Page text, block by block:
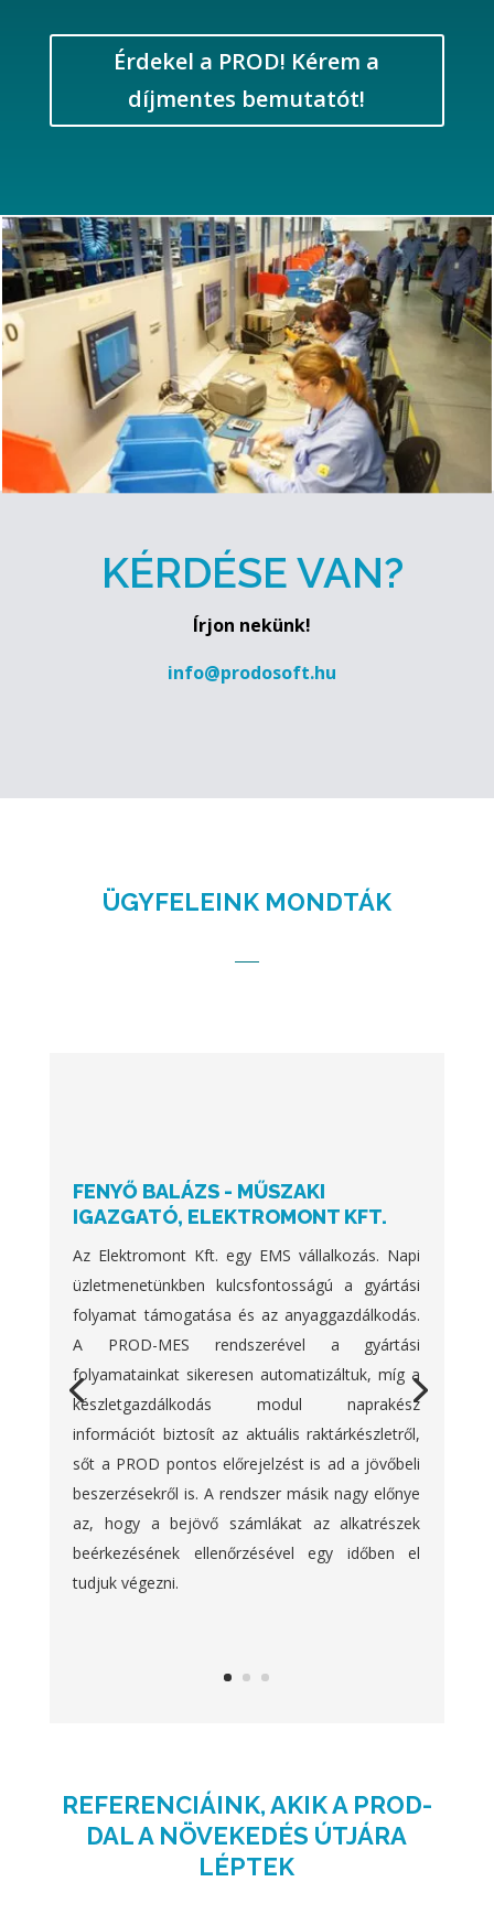
Érdekel a PROD! Kérem a
díjmentes bemutatót!
KÉRDÉSE VAN?
Írjon nekünk!
info@prodosoft.hu
ÜGYFELEINK MONDTÁK
FENYŐ BALÁZS - MŰSZAKI
IGAZGATÓ, ELEKTROMONT KFT.
Az Elektromont Kft. egy EMS vállalkozás. Napi
üzletmenetünkben kulcsfontosságú a gyártási
folyamat támogatása és az anyaggazdálkodás.
A PROD-MES rendszerével a gyártási
folyamatainkat sikeresen automatizáltuk, míg a
készletgazdálkodás modul naprakész
információt biztosít az aktuális raktárkészletről,
sőt a PROD pontos előrejelzést is ad a jövőbeli
beszerzésekről is. A rendszer másik nagy előnye
az, hogy a bejövő számlákat az alkatrészek
beérkezésének ellenőrzésével egy időben el
tudjuk végezni.
REFERENCIÁINK, AKIK A PROD-
DAL A NÖVEKEDÉS ÚTJÁRA
LÉPTEK